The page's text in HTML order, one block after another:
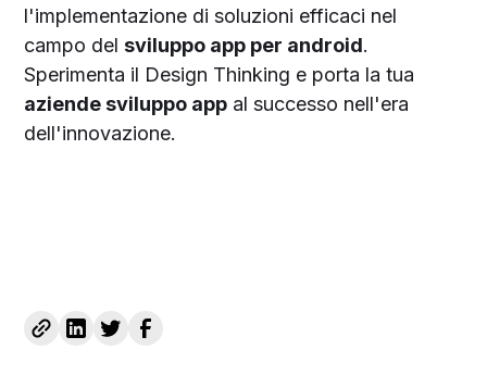
l'implementazione di soluzioni efficaci nel
campo delsviluppo app per android.
Sperimenta il Design Thinking e porta la tua
aziende sviluppo app al successo nell'era
dell'innovazione.